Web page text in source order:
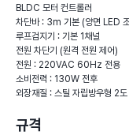
BLDC 모터 컨트롤러
차단바 : 3m 기본 (양면 LED
루프검지기 : 기본 1채널
전원 차단기 (원격 전원 제어)
전원 : 220VAC 60Hz 전용
소비전력 : 130W 전후
외장재질 : 스틸 자립방우형 2
규격